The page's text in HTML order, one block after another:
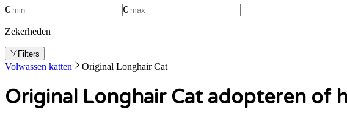
€ €
Zekerheden
Filters
Volwassen katten Original Longhair Cat
Original Longhair Cat adopteren of